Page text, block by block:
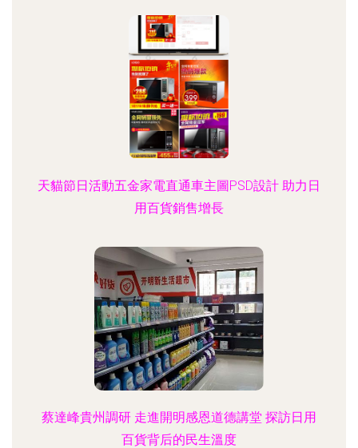
天貓節日活動五金家電直通車主圖PSD設計 助力日
用百貨銷售增長
蔡達峰貴州調研 走進開明感恩道德講堂 探訪日用
百貨背后的民生溫度